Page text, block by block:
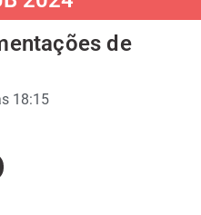
de
18:15